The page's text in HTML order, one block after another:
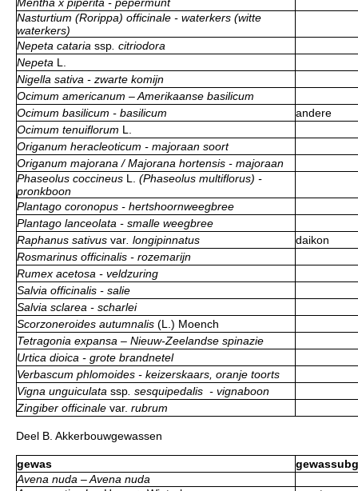
Nasturtium (Rorippa) officinale - waterkers (witte
waterkers)
Nepeta cataria ssp . citriodora
Nepeta L.
Nigella sativa - zwarte komijn
Ocimum americanum – Amerikaanse basilicum
Ocimum basilicum - basilicum
andere
Ocimum tenuiflorum L.
Origanum heracleoticum - majoraan soort
Origanum majorana / Majorana hortensis - majoraan
Phaseolus coccineus L.
(Phaseolus multiflorus) -
pronkboon
Plantago coronopus - hertshoornweegbree
Plantago lanceolata - smalle weegbree
Raphanus sativus var . longipinnatus
daikon
Rosmarinus officinalis - rozemarijn
Rumex acetosa - veldzuring
Salvia officinalis - salie
Salvia sclarea - scharlei
Scorzoneroides autumnalis (L.) Moench
Tetragonia expansa – Nieuw-Zeelandse spinazie
Urtica dioica - grote brandnetel
Verbascum phlomoides - keizerskaars, oranje toorts
Vigna unguiculata ssp . sesquipedalis - vignaboon
Zingiber officinale var. rubrum
Deel B. Akkerbouwgewassen
gewas
Avena nuda – Avena nuda